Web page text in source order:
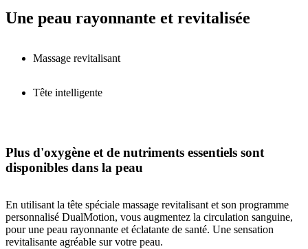
Une peau rayonnante et revitalisée
Massage revitalisant
Tête intelligente
Plus d'oxygène et de nutriments essentiels sont
disponibles dans la peau
En utilisant la tête spéciale massage revitalisant et son programme
personnalisé DualMotion, vous augmentez la circulation sanguine,
pour une peau rayonnante et éclatante de santé. Une sensation
revitalisante agréable sur votre peau.